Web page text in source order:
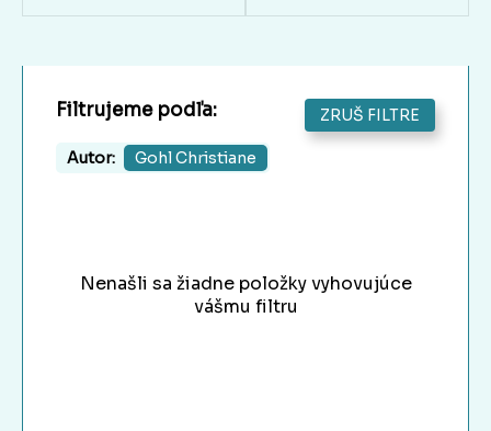
Filtrujeme podľa: ZRUŠ FILTRE
Autor: Gohl Christiane
Nenašli sa žiadne položky vyhovujúce
vášmu filtru